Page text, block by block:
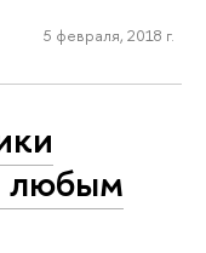
5 февраля, 2018 г.
любым